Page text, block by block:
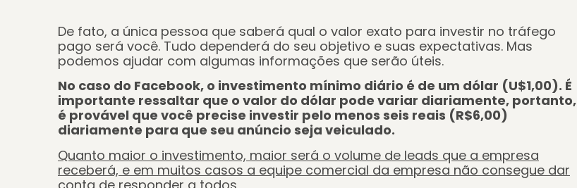
De fato, a única pessoa que saberá qual o valor exato para investir no tráfego
pago será você. Tudo dependerá do seu objetivo e suas expectativas. Mas
podemos ajudar com algumas informações que serão úteis.
No caso do Facebook, o investimento mínimo diário é de um dólar (U$1,00). É
importante ressaltar que o valor do dólar pode variar diariamente, portanto,
é provável que você precise investir pelo menos seis reais (R$6,00)
diariamente para que seu anúncio seja veiculado.
Quanto maior o investimento, maior será o volume de leads que a empresa
receberá, e em muitos casos a equipe comercial da empresa não consegue dar